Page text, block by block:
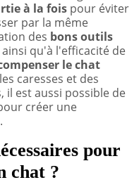
à la fois pour éviter
par la même
des bons outils
qu'à l'efficacité de
le chat
caresses et des
il est aussi possible de
créer une
pour
chat ?